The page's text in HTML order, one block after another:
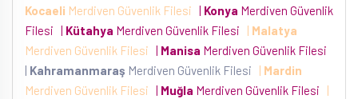
Kocaeli Merdiven Güvenlik Filesi | Konya Merdiven Güvenlik
Filesi | Kütahya Merdiven Güvenlik Filesi | Malatya
Merdiven Güvenlik Filesi | Manisa Merdiven Güvenlik Filesi
| Kahramanmaraş Merdiven Güvenlik Filesi | Mardin
Merdiven Güvenlik Filesi | Muğla Merdiven Güvenlik Filesi
|